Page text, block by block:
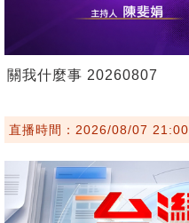
關我什麼事 20260807
直播時間：2026/08/07 21:00